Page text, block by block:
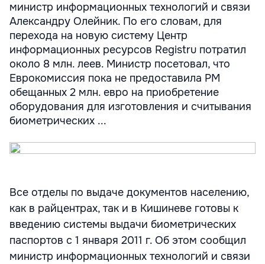
министр информационных технологий и связи
Александру Олейник. По его словам, для
перехода на новую систему Центр
информационных ресурсов Registru потратил
около 8 млн. леев. Министр посетовал, что
Еврокомиссия пока не предоставила РМ
обещанных 2 млн. евро на приобретение
оборудования для изготовления и считывания
биометрических ...
Все отделы по выдаче документов населению,
как в райцентрах, так и в Кишиневе готовы к
введению системы выдачи биометрических
паспортов с 1 января 2011 г. Об этом сообщил
министр информационных технологий и связи